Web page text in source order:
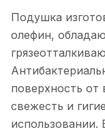
Подушка
олефин,
поверхность от
свежесть и
использовании.